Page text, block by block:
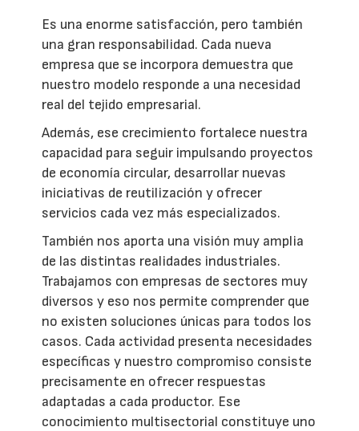
Es una enorme satisfacción, pero también
una gran responsabilidad. Cada nueva
empresa que se incorpora demuestra que
nuestro modelo responde a una necesidad
real del tejido empresarial.
Además, ese crecimiento fortalece nuestra
capacidad para seguir impulsando proyectos
de economía circular, desarrollar nuevas
iniciativas de reutilización y ofrecer
servicios cada vez más especializados.
También nos aporta una visión muy amplia
de las distintas realidades industriales.
Trabajamos con empresas de sectores muy
diversos y eso nos permite comprender que
no existen soluciones únicas para todos los
casos. Cada actividad presenta necesidades
específicas y nuestro compromiso consiste
precisamente en ofrecer respuestas
adaptadas a cada productor. Ese
conocimiento multisectorial constituye uno